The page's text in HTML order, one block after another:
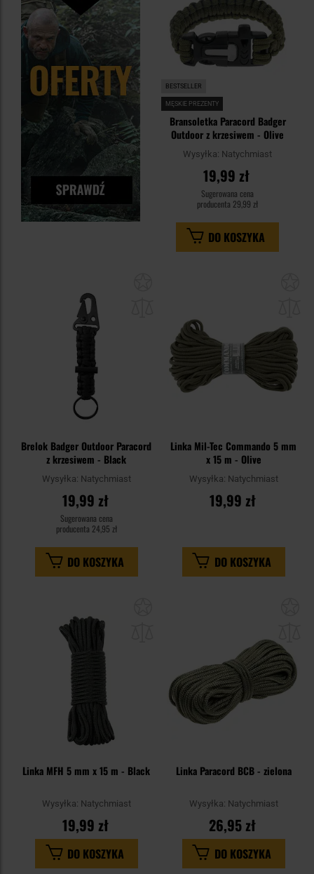
BESTSELLER
MĘSKIE PREZENTY
Bransoletka Paracord Badger
Outdoor z krzesiwem - Olive
Wysyłka: Natychmiast
19,99 zł
Sugerowana cena
producenta 29,99 zł
DO KOSZYKA
Brelok Badger Outdoor Paracord
z krzesiwem - Black
Wysyłka: Natychmiast
19,99 zł
Sugerowana cena
producenta 24,95 zł
DO KOSZYKA
Linka Mil-Tec Commando 5 mm
x 15 m - Olive
Wysyłka: Natychmiast
19,99 zł
DO KOSZYKA
Linka MFH 5 mm x 15 m - Black
Wysyłka: Natychmiast
19,99 zł
DO KOSZYKA
Linka Paracord BCB - zielona
Wysyłka: Natychmiast
26,95 zł
DO KOSZYKA